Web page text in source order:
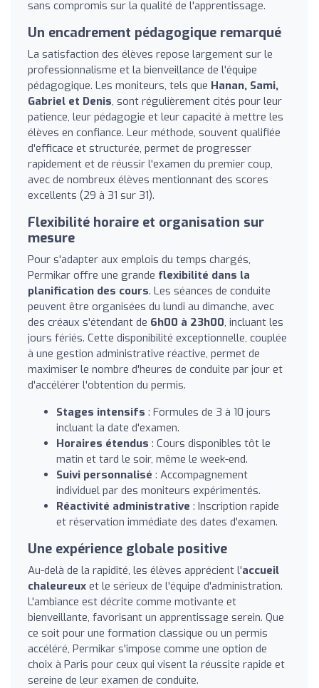
sans compromis sur la qualité de l'apprentissage.
Un encadrement pédagogique remarqué
La satisfaction des élèves repose largement sur le
professionnalisme et la bienveillance de l'équipe
pédagogique. Les moniteurs, tels que Hanan, Sami,
Gabriel et Denis, sont régulièrement cités pour leur
patience, leur pédagogie et leur capacité à mettre les
élèves en confiance. Leur méthode, souvent qualifiée
d'efficace et structurée, permet de progresser
rapidement et de réussir l'examen du premier coup,
avec de nombreux élèves mentionnant des scores
excellents (29 à 31 sur 31).
Flexibilité horaire et organisation sur
mesure
Pour s'adapter aux emplois du temps chargés,
Permikar offre une grande flexibilité dans la
planification des cours. Les séances de conduite
peuvent être organisées du lundi au dimanche, avec
des créaux s'étendant de 6h00 à 23h00, incluant les
jours fériés. Cette disponibilité exceptionnelle, couplée
à une gestion administrative réactive, permet de
maximiser le nombre d'heures de conduite par jour et
d'accélérer l'obtention du permis.
Stages intensifs : Formules de 3 à 10 jours
incluant la date d'examen.
Horaires étendus : Cours disponibles tôt le
matin et tard le soir, même le week-end.
Suivi personnalisé : Accompagnement
individuel par des moniteurs expérimentés.
Réactivité administrative : Inscription rapide
et réservation immédiate des dates d'examen.
Une expérience globale positive
Au-delà de la rapidité, les élèves apprécient l'accueil
chaleureux et le sérieux de l'équipe d'administration.
L'ambiance est décrite comme motivante et
bienveillante, favorisant un apprentissage serein. Que
ce soit pour une formation classique ou un permis
accéléré, Permikar s'impose comme une option de
choix à Paris pour ceux qui visent la réussite rapide et
sereine de leur examen de conduite.